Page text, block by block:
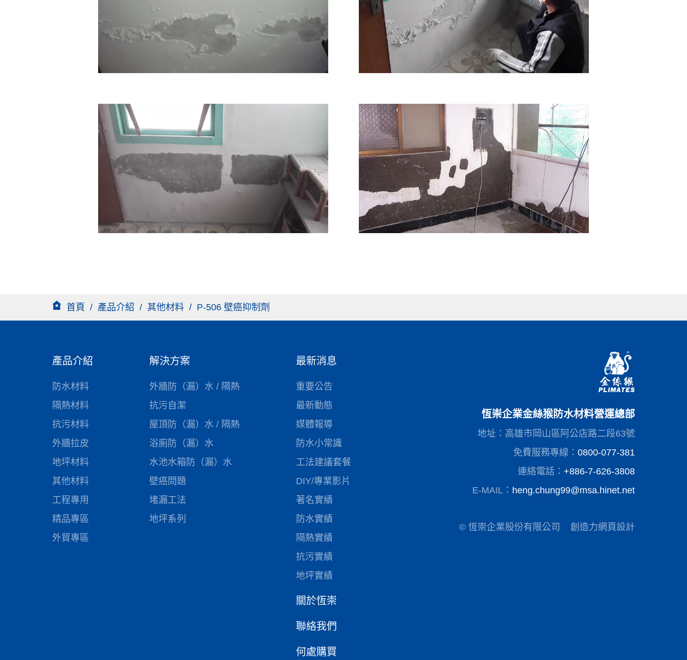
首頁 / 產品介紹 / 其他材料 / P-506 壁癌抑制劑
產品介紹
防水材料
隔熱材料
抗污材料
外牆拉皮
地坪材料
其他材料
工程專用
精品專區
外貿專區
解決方案
外牆防（漏）水 / 隔熱
抗污自潔
屋頂防（漏）水 / 隔熱
浴廁防（漏）水
水池水箱防（漏）水
壁癌問題
堵漏工法
地坪系列
最新消息
重要公告
最新動態
媒體報導
防水小常識
工法建議套餐
DIY/專業影片
著名實績
防水實績
隔熱實績
抗污實績
地坪實績
關於恆崇
聯絡我們
何處購買
恆崇企業金絲猴防水材料營運總部
地址：高雄市岡山區阿公店路二段63號
免費服務專線： 0800-077-381
連絡電話： +886-7-626-3808
E-MAIL： heng.chung99@msa.hinet.net
© 恆崇企業股份有限公司 創造力網頁設計